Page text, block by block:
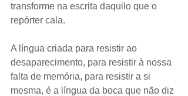
transforme na escrita daquilo que o
repórter cala.
A língua criada para resistir ao
desaparecimento, para resistir à nossa
falta de memória, para resistir a si
mesma, é a língua da boca que não diz